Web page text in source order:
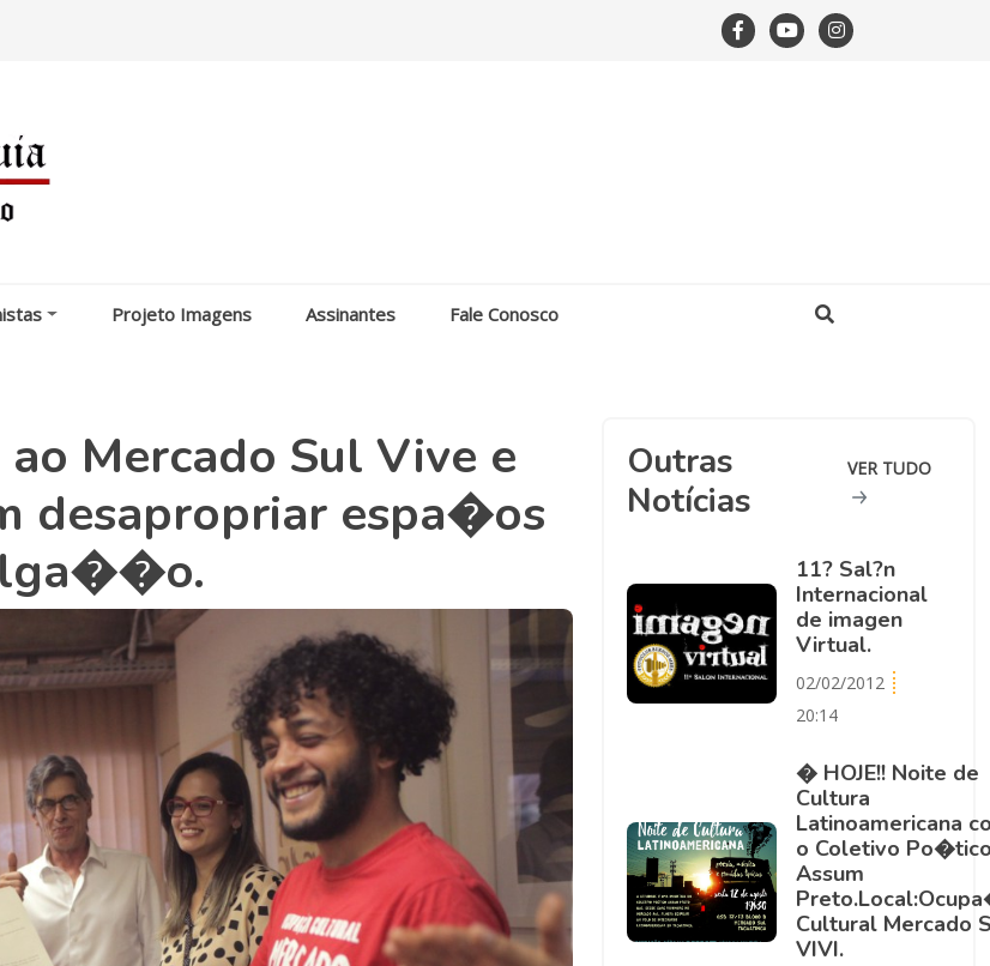
Projeto Imagens Assinantes Fale Conosco
Mercado Sul Vive e
desapropriar espa�os
Outras
Notícias
VER TUDO
11? Sal?n
Internacional
de imagen
Virtual.
02/02/2012
20:14
� HOJE!! Noite de
Cultura
Latinoamericana
o Coletivo
Assum
Cultural Mercado
VIVI.